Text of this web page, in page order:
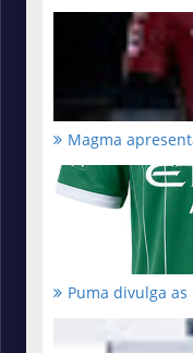
Magma
Puma divulga